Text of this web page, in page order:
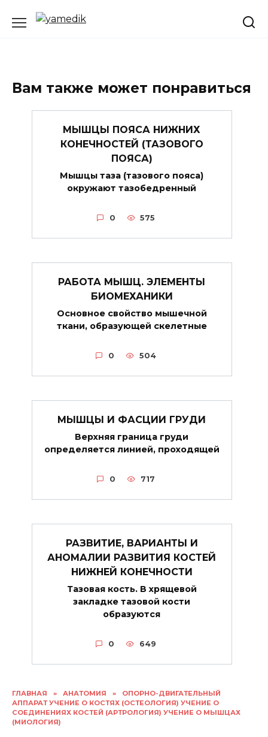
ГЛАВНАЯ » АНАТОМИЯ »
ОПОРНО-ДВИГАТЕЛЬНЫЙ
АППАРАТ УЧЕНИЕ О КОСТЯХ (ОСТЕОЛОГИЯ) УЧЕНИЕ О
СОЕДИНЕНИЯХ КОСТЕЙ (АРТРОЛОГИЯ) УЧЕНИЕ О МЫШЦАХ
(МИОЛОГИЯ)
Вам также может понравиться
МЫШЦЫ ПОЯСА НИЖНИХ
КОНЕЧНОСТЕЙ (ТАЗОВОГО
ПОЯСА)
Мышцы таза (тазового пояса)
окружают тазобедренный
0 575
РАБОТА МЫШЦ. ЭЛЕМЕНТЫ
БИОМЕХАНИКИ
Основное свойство мышечной
ткани, образующей скелетные
0 504
МЫШЦЫ И ФАСЦИИ ГРУДИ
Верхняя граница груди
определяется линией, проходящей
0 717
РАЗВИТИЕ, ВАРИАНТЫ И
АНОМАЛИИ РАЗВИТИЯ КОСТЕЙ
НИЖНЕЙ КОНЕЧНОСТИ
Тазовая кость. В хрящевой
закладке тазовой кости
образуются
0 649